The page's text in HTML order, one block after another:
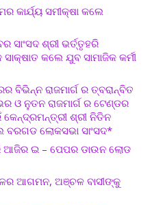
କାର୍ଯ୍ୟ ସମୀକ୍ଷା କଲେ
ସାଂସଦ ଶ୍ରୀ ଭର୍ତ୍ତୃହରି
କଲେ ଯୁବ ସାମାଜିକ କର୍ମୀ
ରାଜମାର୍ଗ ର ତ୍ବରାନ୍ବିତ
ଓ ନୁତନ ରାଜମାର୍ଗ ର ଟେଣ୍ଡର
କେନ୍ଦ୍ରମନ୍ତ୍ରୀ ଶ୍ରୀ ନିତିନ
ବରଗଡ ଲୋକସଭା ସାଂସଦ*
ଇ – ପେପର ଡାଉନ ଲୋଡ
ପଳର ଆଗମନ, ଅଞ୍ଚଳ ବାସୀଙ୍କୁ